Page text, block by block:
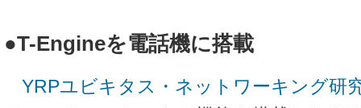
●T-Engineを電話機に搭載
YRPユビキタス・ネットワーキング研